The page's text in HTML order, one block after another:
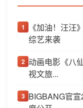
1
《加油！汪汪
综艺来袭
2 动画电影《八
视文旅...
3 BIGBANG官